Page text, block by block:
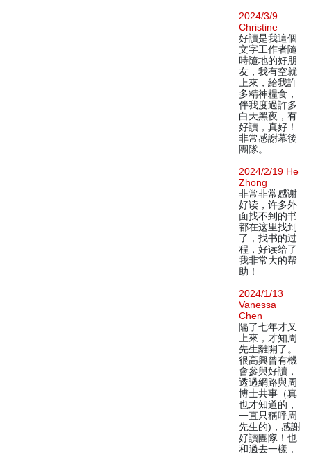
2024/3/9
Christine
好讀是我這個
文字工作者隨
時隨地的好朋
友，我有空就
上來，給我許
多精神糧食，
伴我度過許多
白天黑夜，有
好讀，真好！
非常感謝幕後
團隊。
2024/2/19 He
Zhong
非常非常感谢
好读，许多外
面找不到的书
都在这里找到
了，找书的过
程，好读给了
我非常大的帮
助！
2024/1/13
Vanessa
Chen
隔了七年才又
上來，才知周
先生離開了。
很高興曾有機
會參與好讀，
透過網路與周
博士共事（真
也才知道的，
一直只稱呼周
先生的)，感謝
好讀團隊！也
和過去一樣，